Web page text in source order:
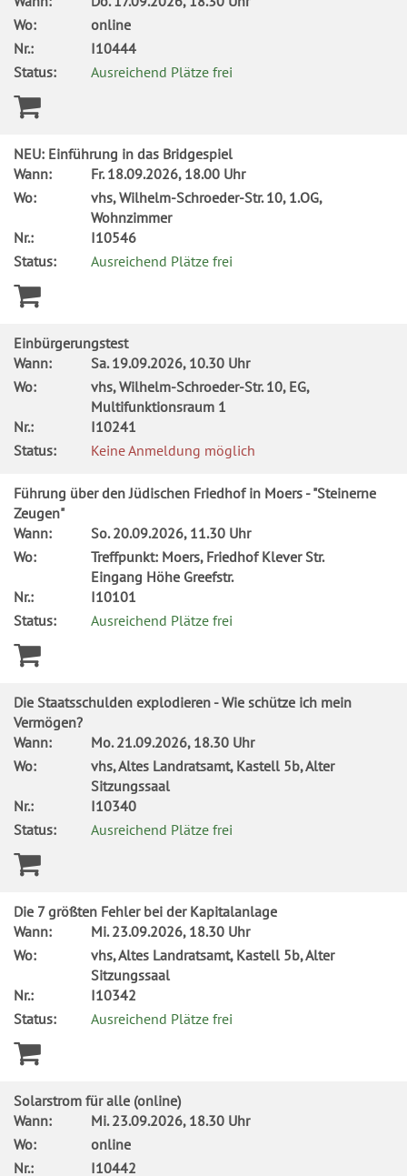
Wo:
online
Nr.:
I10444
Status:
Ausreichend Plätze frei
NEU: Einführung in das Bridgespiel
Wann:
Fr.18.09.2026, 18.00 Uhr
Wo:
vhs, Wilhelm-Schroeder-Str. 10, 1.OG,
Wohnzimmer
Nr.:
I10546
Status:
Ausreichend Plätze frei
Einbürgerungstest
Wann:
Sa.19.09.2026, 10.30 Uhr
Wo:
vhs, Wilhelm-Schroeder-Str. 10, EG,
Multifunktionsraum 1
Nr.:
I10241
Status:
Keine Anmeldung möglich
Führung über den Jüdischen Friedhof in Moers - "Steinerne
Zeugen"
Wann:
So.20.09.2026, 11.30 Uhr
Wo:
Treffpunkt: Moers, Friedhof Klever Str.
Eingang Höhe Greefstr.
Nr.:
I10101
Status:
Ausreichend Plätze frei
Die Staatsschulden explodieren - Wie schütze ich mein
Vermögen?
Wann:
Mo.21.09.2026, 18.30 Uhr
Wo:
vhs, Altes Landratsamt, Kastell 5b, Alter
Sitzungssaal
Nr.:
I10340
Status:
Ausreichend Plätze frei
Die 7 größten Fehler bei der Kapitalanlage
Wann:
Mi.23.09.2026, 18.30 Uhr
Wo:
vhs, Altes Landratsamt, Kastell 5b, Alter
Sitzungssaal
Nr.:
I10342
Status:
Ausreichend Plätze frei
Solarstrom für alle (online)
Wann:
Mi.23.09.2026, 18.30 Uhr
Wo:
online
Nr.:
I10442